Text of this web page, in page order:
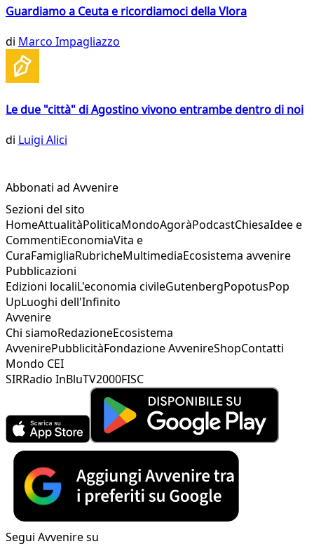
Guardiamo a Ceuta e ricordiamoci della Vlora
di Marco Impagliazzo
Le due "città" di Agostino vivono entrambe dentro di noi
di Luigi Alici
Abbonati ad Avvenire
Sezioni del sito
HomeAttualitàPoliticaMondoAgoràPodcastChiesaIdee e
CommentiEconomiaVita e
CuraFamigliaRubricheMultimediaEcosistema avvenire
Pubblicazioni
Edizioni localiL'economia civileGutenbergPopotusPop
UpLuoghi dell'Infinito
Avvenire
Chi siamoRedazioneEcosistema
AvvenirePubblicitàFondazione AvvenireShopContatti
Mondo CEI
SIRRadio InBluTV2000FISC
Segui Avvenire su